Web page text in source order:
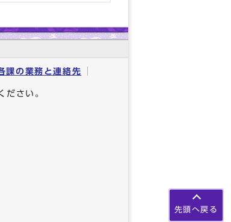
先頭へ戻る
課の業務と連絡先
ださい。